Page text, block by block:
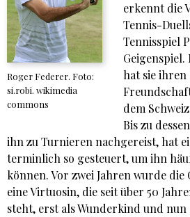
Roger Federer. Foto:
si.robi. wikimedia
commons
erkennt die
Tennis-
Tennisspiel
hat sie
dem
Bis zu
ihn zu Turnieren nachgereist, hat
terminlich so gesteuert, um ihn
können. Vor zwei Jahren wurde die
eine Virtuosin, die seit über 50
steht, erst als Wunderkind und